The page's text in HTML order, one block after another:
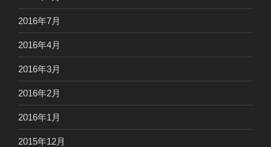
2016年7月
2016年4月
2016年3月
2016年2月
2016年1月
2015年12月